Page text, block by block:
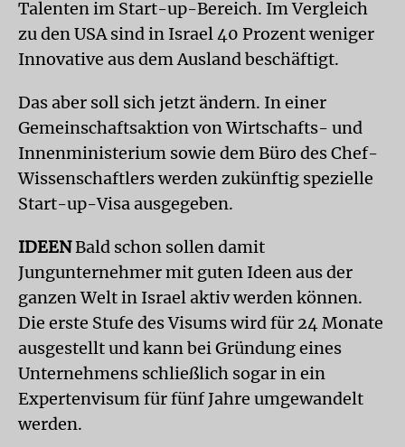
Talenten im Start-up-Bereich. Im Vergleich
zu den USA sind in Israel 40 Prozent weniger
Innovative aus dem Ausland beschäftigt.
Das aber soll sich jetzt ändern. In einer
Gemeinschaftsaktion von Wirtschafts- und
Innenministerium sowie dem Büro des Chef-
Wissenschaftlers werden zukünftig spezielle
Start-up-Visa ausgegeben.
IDEENBald schon sollen damit
Jungunternehmer mit guten Ideen aus der
ganzen Welt in Israel aktiv werden können.
Die erste Stufe des Visums wird für 24 Monate
ausgestellt und kann bei Gründung eines
Unternehmens schließlich sogar in ein
Expertenvisum für fünf Jahre umgewandelt
werden.